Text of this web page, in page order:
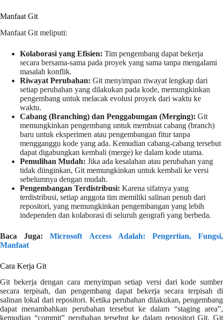
Manfaat Git
Manfaat Git meliputi:
Kolaborasi yang Efisien: Tim pengembang dapat bekerja
secara bersama-sama pada proyek yang sama tanpa mengalami
masalah konflik.
Riwayat Perubahan: Git menyimpan riwayat lengkap dari
setiap perubahan yang dilakukan pada kode, memungkinkan
pengembang untuk melacak evolusi proyek dari waktu ke
waktu.
Cabang (Branching) dan Penggabungan (Merging): Git
memungkinkan pengembang untuk membuat cabang (branch)
baru untuk eksperimen atau pengembangan fitur tanpa
mengganggu kode yang ada. Kemudian cabang-cabang tersebut
dapat digabungkan kembali (merge) ke dalam kode utama.
Pemulihan Mudah: Jika ada kesalahan atau perubahan yang
tidak diinginkan, Git memungkinkan untuk kembali ke versi
sebelumnya dengan mudah.
Pengembangan Terdistribusi: Karena sifatnya yang
terdistribusi, setiap anggota tim memiliki salinan penuh dari
repositori, yang memungkinkan pengembangan yang lebih
independen dan kolaborasi di seluruh geografi yang berbeda.
Baca Juga:
Microsoft Access Adalah: Pengertian, Fungsi,
Manfaat
Cara Kerja Git
Git bekerja dengan cara menyimpan setiap versi dari kode sumber
secara terpisah, dan pengembang dapat bekerja secara terpisah di
salinan lokal dari repositori. Ketika perubahan dilakukan, pengembang
dapat menambahkan perubahan tersebut ke dalam “staging area”,
kemudian “commit” perubahan tersebut ke dalam repositori Git. Git